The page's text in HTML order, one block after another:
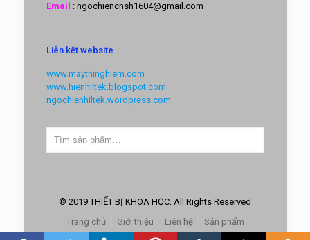
Email : ngochiencnsh1604@gmail.com
Liên kết website
www.maythinghiem.com
www.hienhiltek.blogspot.com
ngochienhiltek.wordpress.com
© 2019 THIẾT BỊ KHOA HỌC. All Rights Reserved
Trang chủ
Giới thiệu Liên hệ Sản phẩm